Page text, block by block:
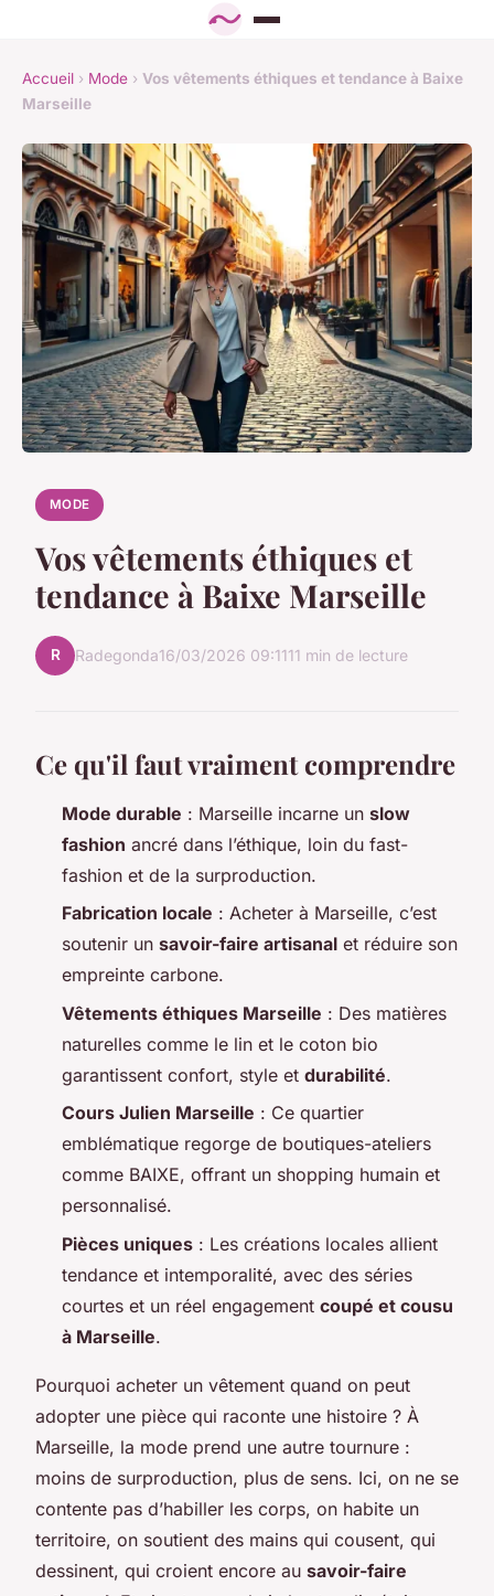
Accueil › Mode › Vos vêtements éthiques et tendance à Baixe
Marseille
MODE
Vos vêtements éthiques et
tendance à Baixe Marseille
R Radegonda16/03/2026 09:1111 min de lecture
Ce qu'il faut vraiment comprendre
Mode durable : Marseille incarne un slow
fashion ancré dans l’éthique, loin du fast-
fashion et de la surproduction.
Fabrication locale : Acheter à Marseille, c’est
soutenir un savoir-faire artisanal et réduire son
empreinte carbone.
Vêtements éthiques Marseille : Des matières
naturelles comme le lin et le coton bio
garantissent confort, style et durabilité.
Cours Julien Marseille : Ce quartier
emblématique regorge de boutiques-ateliers
comme BAIXE, offrant un shopping humain et
personnalisé.
Pièces uniques : Les créations locales allient
tendance et intemporalité, avec des séries
courtes et un réel engagement coupé et cousu
à Marseille.
Pourquoi acheter un vêtement quand on peut
adopter une pièce qui raconte une histoire ? À
Marseille, la mode prend une autre tournure :
moins de surproduction, plus de sens. Ici, on ne se
contente pas d’habiller les corps, on habite un
territoire, on soutient des mains qui cousent, qui
dessinent, qui croient encore au savoir-faire